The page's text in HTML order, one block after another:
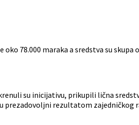
78.000 maraka a sredstva su
su inicijativu, prikupili lična
prezadovoljni rezultatom zajedničkog